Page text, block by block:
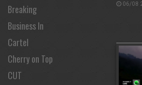
Breaking
Business In
Cartel
Cherry on Top
CUT
06/08